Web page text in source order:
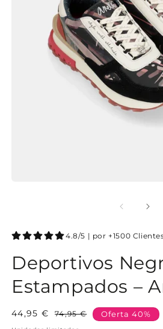
4.8/5 | por +1500
Deportivos
Estampados –
Precio
74,95 €
Precio
44,95 € Oferta 40%